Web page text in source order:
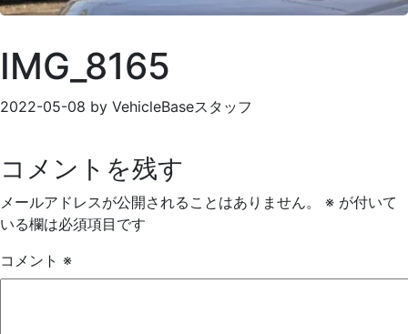
IMG_8165
2022-05-08 by VehicleBaseスタッフ
コメントを残す
メールアドレスが公開されることはありません。 ※ が付いて
いる欄は必須項目です
コメント ※